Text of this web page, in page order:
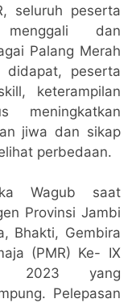
seluruh peserta
dan
Palang Merah
didapat, peserta
keterampilan
meningkatkan
jiwa dan sikap
perbedaan.
Wagub saat
Provinsi Jambi
Bhakti, Gembira
(PMR) Ke- IX
2023 yang
Pelepasan